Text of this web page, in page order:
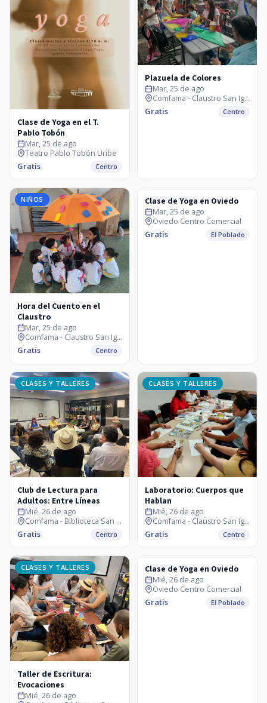
Clase de Yoga en el T.
Pablo Tobón
Mar, 25 de ago
Teatro Pablo Tobón Uribe
Gratis Centro
Plazuela de Colores
Mar, 25 de ago
Comfama - Claustro San Ignacio
Gratis Centro
NIÑOS
Hora del Cuento en el
Claustro
Mar, 25 de ago
Comfama - Claustro San Ignacio
Gratis Centro
CLASES Y TALLERES
Clase de Yoga en Oviedo
Mar, 25 de ago
Oviedo Centro Comercial
Gratis El Poblado
CLASES Y TALLERES
Club de Lectura para
Adultos: Entre Líneas
Mié, 26 de ago
Comfama - Biblioteca San Ignacio
Gratis Centro
CLASES Y TALLERES
Laboratorio: Cuerpos que
Hablan
Mié, 26 de ago
Comfama - Claustro San Ignacio
Gratis Centro
CLASES Y TALLERES
Taller de Escritura:
Evocaciones
Mié, 26 de ago
CLASES Y TALLERES
Clase de Yoga en Oviedo
Mié, 26 de ago
Oviedo Centro Comercial
Gratis El Poblado